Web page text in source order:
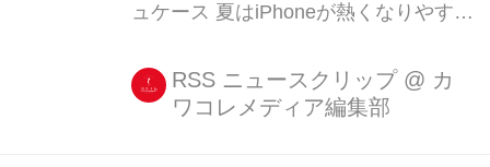
ュケース 夏はiPhoneが熱くなりやすい
しだと汗で手からすべって傷つく可能
性もあるし... そんな人はiPhoneを守り
RSS ニュースクリップ @ カ
ワコレメディア編集部